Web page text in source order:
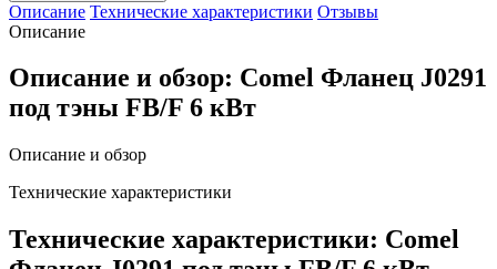
Описание Технические характеристики Отзывы
Описание
Описание и обзор: Comel Фланец J0291
под тэны FB/F 6 кВт
Описание и обзор
Технические характеристики
Технические характеристики: Comel